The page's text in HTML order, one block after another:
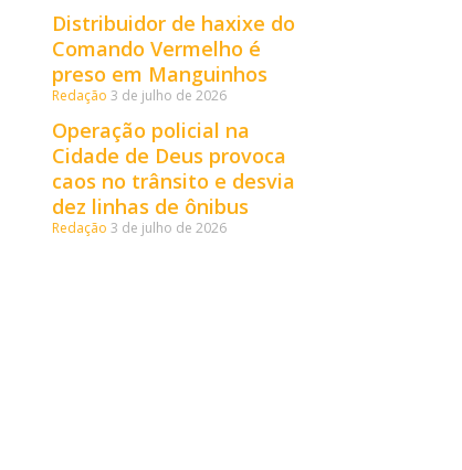
Distribuidor de haxixe do
Comando Vermelho é
preso em Manguinhos
Redação 3 de julho de 2026
Operação policial na
Cidade de Deus provoca
caos no trânsito e desvia
dez linhas de ônibus
Redação 3 de julho de 2026